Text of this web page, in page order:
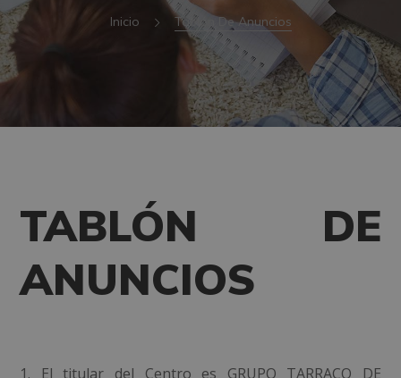
Inicio Tablón De Anuncios
TABLÓN DE
ANUNCIOS
1. El titular del Centro es
GRUPO TARRACO DE